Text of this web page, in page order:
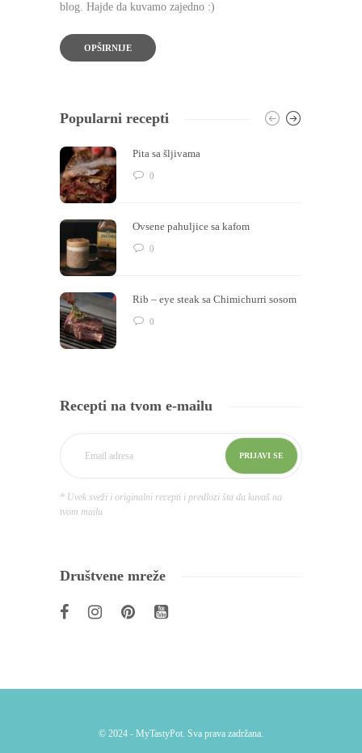
blog. Hajde da kuvamo zajedno :)
OPŠIRNIJE
Popularni recepti
Pita sa šljivama
0
Ovsene pahuljice sa kafom
0
Rib – eye steak sa Chimichurri sosom
0
Recepti na tvom e-mailu
* Uvek sveži i originalni recepti i predlozi šta da kuvaš na
tvom mailu
Društvene mreže
© 2024 - MyTastyPot. Sva prava zadržana.